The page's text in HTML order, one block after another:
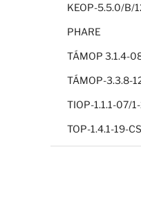
KEOP-5.5.0/B/
PHARE
TÁMOP 3.1.4-
TÁMOP-3.3.8-
TIOP-1.1.1-07/
TOP-1.4.1-19-